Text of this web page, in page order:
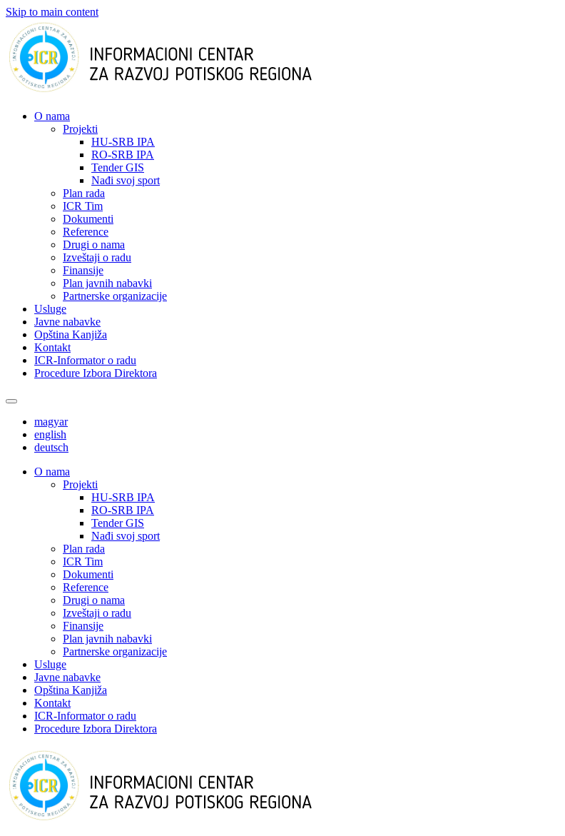
Skip to main content
О nama
Projekti
HU-SRB IPA
RO-SRB IPA
Tender GIS
Nađi svoj sport
Plan rada
ICR Tim
Dokumenti
Reference
Drugi o nama
Izveštaji o radu
Finansije
Plan javnih nabavki
Partnerske organizacije
Usluge
Javne nabavke
Opština Kanjiža
Kontakt
ICR-Informator o radu
Procedure Izbora Direktora
magyar
english
deutsch
О nama
Projekti
HU-SRB IPA
RO-SRB IPA
Tender GIS
Nađi svoj sport
Plan rada
ICR Tim
Dokumenti
Reference
Drugi o nama
Izveštaji o radu
Finansije
Plan javnih nabavki
Partnerske organizacije
Usluge
Javne nabavke
Opština Kanjiža
Kontakt
ICR-Informator o radu
Procedure Izbora Direktora